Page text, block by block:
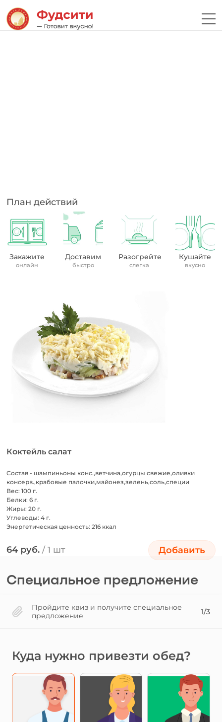
План действий
Закажите
онлайн
Доставим
быстро
Разогрейте
слегка
Кушайте
вкусно
Коктейль салат
Состав - шампиньоны конс.,ветчина,огурцы свежие,оливки
консерв.,крабовые палочки,майонез,зелень,соль,специи
Вес: 100 г.
Белки: 6 г.
Жиры: 20 г.
Углеводы: 4 г.
Энергетическая ценность: 216 ккал
64 руб. / 1 шт Добавить
Специальное предложение
Пройдите квиз и получите специальное
предложение
1/3
Куда нужно привезти обед?